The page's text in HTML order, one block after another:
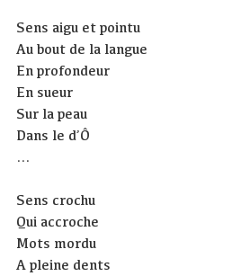
Sens aigu et pointu
Au bout de la langue
En profondeur
En sueur
Sur la peau
Dans le d’Ô
…
Sens crochu
Qui accroche
Mots mordu
A pleine dents